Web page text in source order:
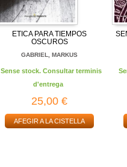
ETICA PARA TIEMPOS
OSCUROS
GABRIEL, MARKUS
Sense stock. Consultar terminis
d'entrega
25,00 €
AFEGIR A LA CISTELLA